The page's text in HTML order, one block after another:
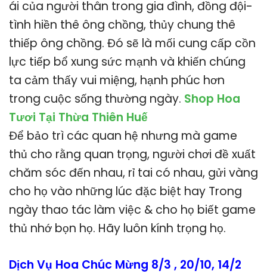
ái của người thân trong gia đình, đồng đội-
tình hiền thê ông chồng, thủy chung thê
thiếp ông chồng. Đó sẽ là mối cung cấp cồn
lực tiếp bổ xung sức mạnh và khiến chúng
ta cảm thấy vui miệng, hạnh phúc hơn
trong cuộc sống thường ngày. Shop Hoa
Tươi Tại Thừa Thiên Huế
Để bảo trì các quan hệ nhưng mà game
thủ cho rằng quan trọng, người chơi đề xuất
chăm sóc đến nhau, rỉ tai có nhau, gửi vàng
cho họ vào những lúc đặc biệt hay Trong
ngày thao tác làm việc & cho họ biết game
thủ nhớ bọn họ. Hãy luôn kính trọng họ.
Dịch Vụ Hoa Chúc Mừng 8/3 , 20/10, 14/2